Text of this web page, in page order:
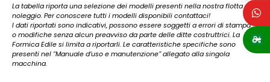
La tabella riporta una selezione dei modelli presenti nella nostra flotta
noleggio. Per conoscere tutti i modelli disponibili contattaci!
I dati riportati sono indicativi, possono essere soggetti a errori di stampa
o modifiche senza alcun preavviso da parte delle ditte costruttrici. La
Formica Edile si limita a riportarli. Le caratteristiche specifiche sono
presenti nel “Manuale d’uso e manutenzione” allegato alla singola
macchina.